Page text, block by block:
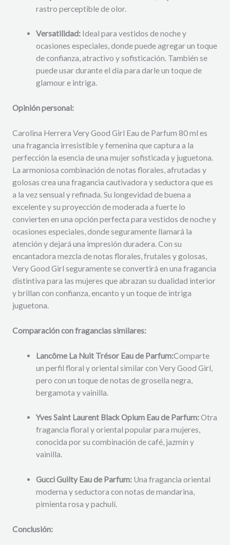
rastro perceptible de olor.
Versatilidad: Ideal para vestidos de noche y
ocasiones especiales, donde puede agregar un toque
de confianza, atractivo y sofisticación. También se
puede usar durante el día para darle un toque de
glamour e intriga.
Opinión personal:
Carolina Herrera Very Good Girl Eau de Parfum 80 ml es
una fragancia irresistible y femenina que captura a la
perfección la esencia de una mujer sofisticada y juguetona.
La armoniosa combinación de notas florales, afrutadas y
golosas crea una fragancia cautivadora y seductora que es
a la vez sensual y refinada. Su longevidad de buena a
excelente y su proyección de moderada a fuerte lo
convierten en una opción perfecta para vestidos de noche y
ocasiones especiales, donde seguramente llamará la
atención y dejará una impresión duradera. Con su
encantadora mezcla de notas florales, frutales y golosas,
Very Good Girl seguramente se convertirá en una fragancia
distintiva para las mujeres que abrazan su dualidad interior
y brillan con confianza, encanto y un toque de intriga
juguetona.
Comparación con fragancias similares:
Lancôme La Nuit Trésor Eau de Parfum:Comparte
un perfil floral y oriental similar con Very Good Girl,
pero con un toque de notas de grosella negra,
bergamota y vainilla.
Yves Saint Laurent Black Opium Eau de Parfum:Otra
fragancia floral y oriental popular para mujeres,
conocida por su combinación de café, jazmín y
vainilla.
Gucci Guilty Eau de Parfum: Una fragancia oriental
moderna y seductora con notas de mandarina,
pimienta rosa y pachulí.
Conclusión: